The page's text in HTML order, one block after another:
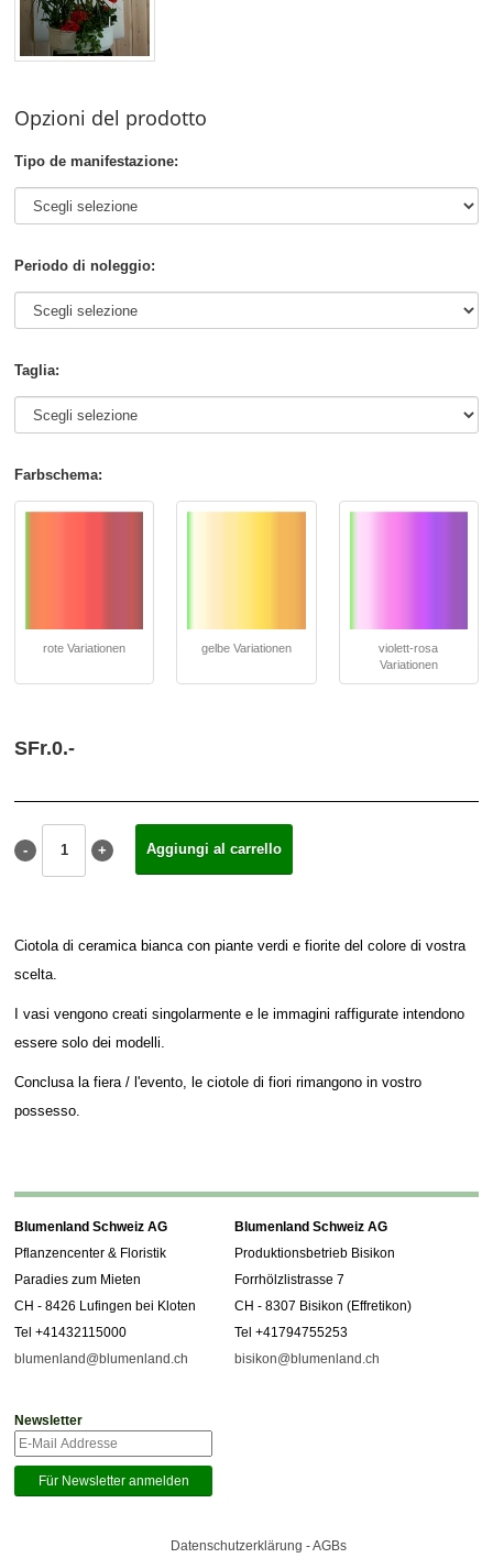
Opzioni del prodotto
Tipo de manifestazione:
Periodo di noleggio:
Taglia:
Farbschema:
rote Variationen gelbe Variationen
violett-rosa
Variationen
SFr.0.-
Ciotola di ceramica bianca con piante verdi e fiorite del colore di vostra
scelta.
I vasi vengono creati singolarmente e le immagini raffigurate intendono
essere solo dei modelli.
Conclusa la fiera / l'evento, le ciotole di fiori rimangono in vostro
possesso.
Blumenland Schweiz AG
Pflanzencenter & Floristik
Paradies zum Mieten
CH - 8426 Lufingen bei Kloten
Tel +41432115000
blumenland@blumenland.ch
Blumenland Schweiz AG
Produktionsbetrieb Bisikon
Forrhölzlistrasse 7
CH - 8307 Bisikon (Effretikon)
Tel +41794755253
bisikon@blumenland.ch
Newsletter
Datenschutzerklärung - AGBs